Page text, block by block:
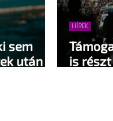
sem
után -
is részt
HÍREK